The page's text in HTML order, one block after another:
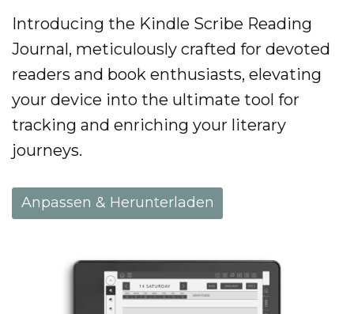
Introducing the Kindle Scribe Reading
Journal, meticulously crafted for devoted
readers and book enthusiasts, elevating
your device into the ultimate tool for
tracking and enriching your literary
journeys.
Anpassen & Herunterladen